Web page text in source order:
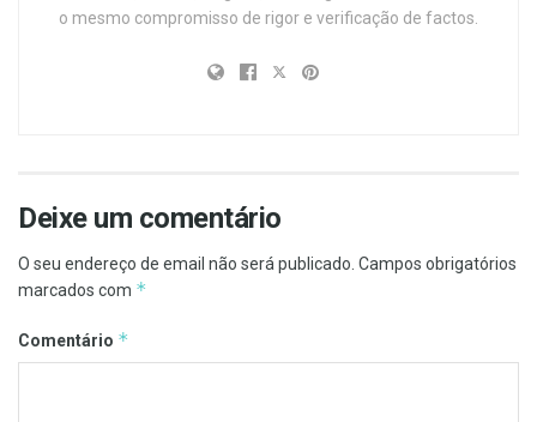
o mesmo compromisso de rigor e verificação de factos.
Deixe um comentário
O seu endereço de email não será publicado. Campos obrigatórios
marcados com *
Comentário *